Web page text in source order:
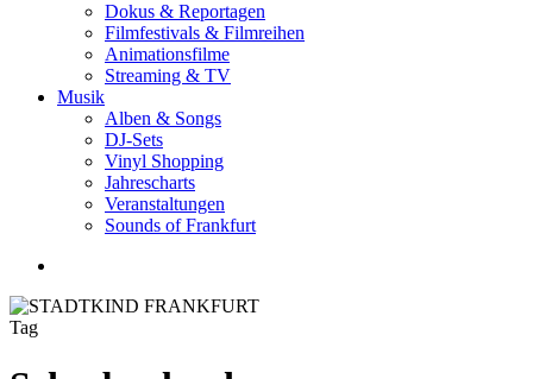
Dokus & Reportagen
Filmfestivals & Filmreihen
Animationsfilme
Streaming & TV
Musik
Alben & Songs
DJ-Sets
Vinyl Shopping
Jahrescharts
Veranstaltungen
Sounds of Frankfurt
Tag